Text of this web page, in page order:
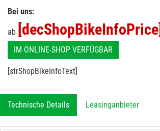
Bei uns:
ab [decShopBikeInfoPrice]
IM ONLINE-SHOP VERFÜGBAR
[strShopBikeInfoText]
Technische Details Leasinganbieter